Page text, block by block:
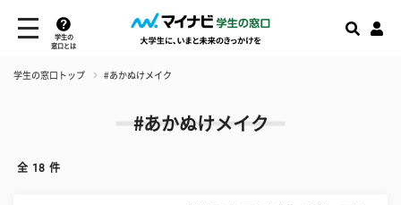
学生の
窓口とは
学生の窓口トップ #あかぬけメイク
#あかぬけメイク
全 18 件